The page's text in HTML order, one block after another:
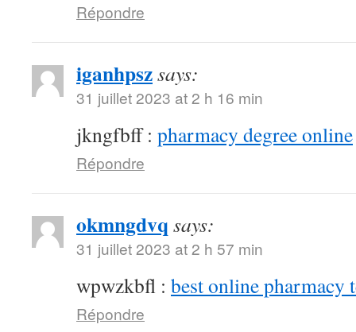
Répondre
iganhpszsays:
31 juillet 2023 at 2 h 16 min
jkngfbff : pharmacy degree online
Répondre
okmngdvq says:
31 juillet 2023 at 2 h 57 min
wpwzkbfl : best online pharmacy
Répondre